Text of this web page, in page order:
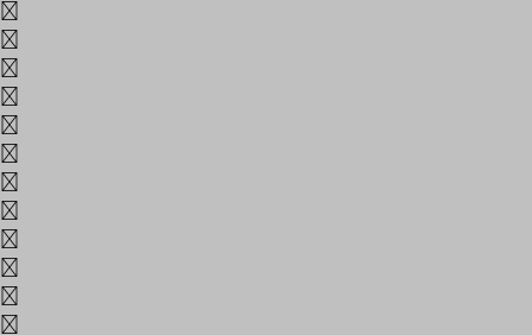
로
를
름
리
린
마
만
많
맑
맞
맣
매